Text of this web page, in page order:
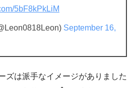
5bF8kPkLiM
September 16,
ズは派手なイメージがありました